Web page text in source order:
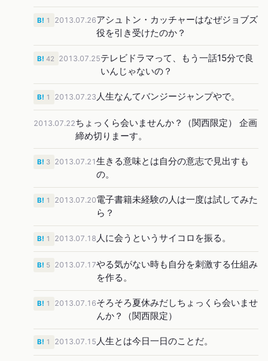
2013.07.26アシュトン・カッチャーはなぜジョブズ
役を引き受けたのか？
B! 1
2013.07.25テレビドラマって、もう一話15分で良
いんじゃないの？
B! 42
2013.07.23 人生なんてバンジージャンプやで。
B! 1
2013.07.22ちょっくら会いませんか？（関西限定） 企画
締め切りまーす。
2013.07.21生きる意味とは自分の意志で見出すも
の。
B! 3
2013.07.20電子書籍未経験の人は一度は試してみた
ら？
B! 1
2013.07.18 人に会うというサイコロを振る。
B! 1
2013.07.17やる気がない時も自分を刺激する仕組み
を作る。
B! 5
2013.07.16そろそろ夏休みだしちょっくら会いませ
んか？（関西限定）
B! 1
2013.07.15 人生とは今日一日のことだ。
B! 1